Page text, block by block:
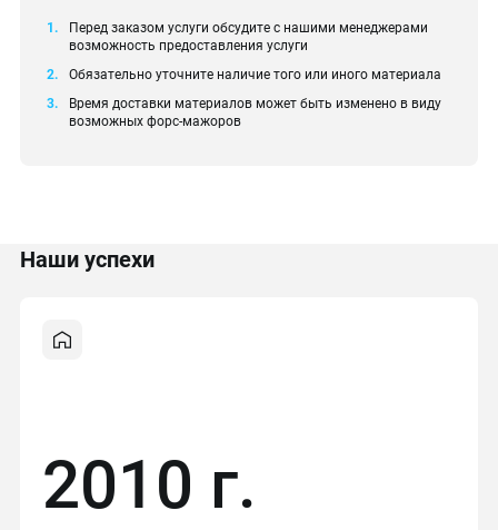
Перед заказом услуги обсудите с нашими менеджерами
возможность предоставления услуги
Обязательно уточните наличие того или иного материала
Время доставки материалов может быть изменено в виду
возможных форс-мажоров
Наши успехи
2010 г.